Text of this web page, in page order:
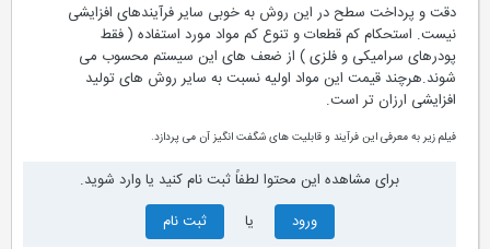
دقت و پرداخت سطح در این روش به خوبی سایر فرآیندهای افزایشی
نیست. استحکام کم قطعات و تنوع کم مواد مورد استفاده ( فقط
پودرهای سرامیکی و فلزی ) از ضعف های این سیستم محسوب می
شوند.هرچند قیمت این مواد اولیه نسبت به سایر روش های تولید
افزایشی ارزان تر است.
فیلم زیر به معرفی این فرآیند و قابلیت های شگفت انگیز آن می پردازد.
برای مشاهده این محتوا لطفاً ثبت نام کنید یا وارد شوید.
ورود
ثبت نام